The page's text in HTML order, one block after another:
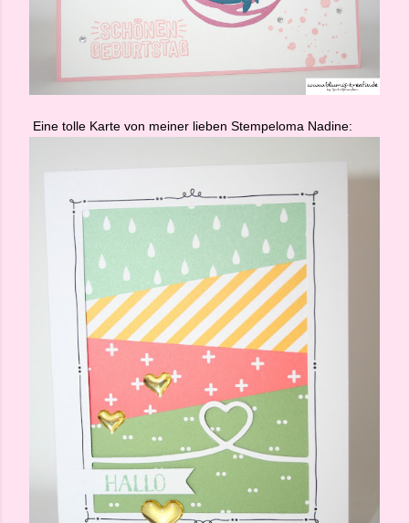
Eine tolle Karte von meiner lieben Stempeloma Nadine: